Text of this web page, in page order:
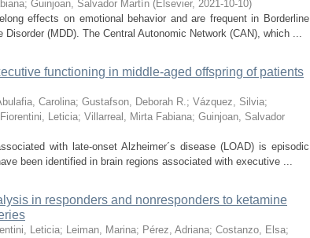
; Guinjoan, Salvador Martín (Elsevier, 2021-10-10)
effects on emotional behavior and are frequent in Borderline
(MDD). The Central Autonomic Network (CAN), which ...
functioning in middle-aged offspring of patients
Carolina; Gustafson, Deborah R.; Vázquez, Silvia;
Fiorentini, Leticia; Villarreal, Mirta Fabiana; Guinjoan, Salvador
with late-onset Alzheimer´s disease (LOAD) is episodic
been identified in brain regions associated with executive ...
in responders and nonresponders to ketamine
Leticia; Leiman, Marina; Pérez, Adriana; Costanzo, Elsa;